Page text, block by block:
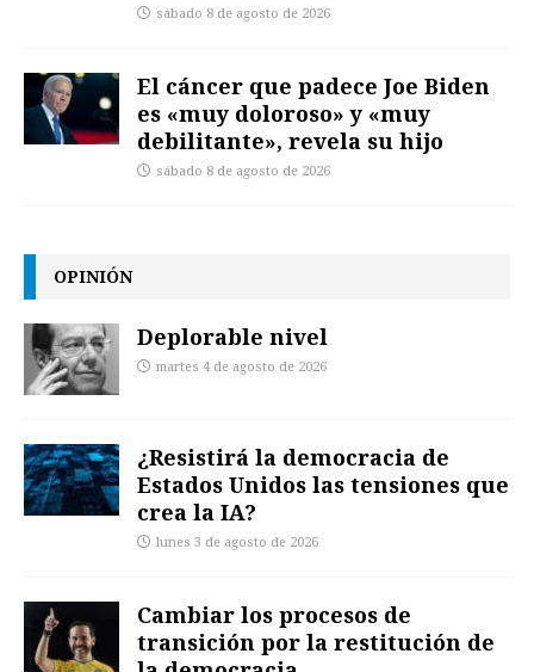
sábado 8 de agosto de 2026
El cáncer que padece Joe Biden
es «muy doloroso» y «muy
debilitante», revela su hijo
sábado 8 de agosto de 2026
OPINIÓN
Deplorable nivel
martes 4 de agosto de 2026
¿Resistirá la democracia de
Estados Unidos las tensiones que
crea la IA?
lunes 3 de agosto de 2026
Cambiar los procesos de
transición por la restitución de